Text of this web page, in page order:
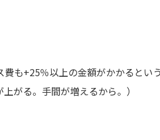
も+25％以上の金額がかかるという
がる。手間が増えるから。）